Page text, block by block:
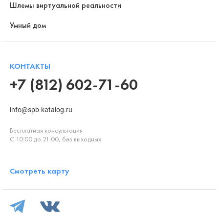
Шлемы виртуальной реальности
Умный дом
КОНТАКТЫ
+7 (812) 602-71-60
info@spb-katalog.ru
Бесплатная консультация
С 10:00 до 21:00, без выходных
Смотреть карту